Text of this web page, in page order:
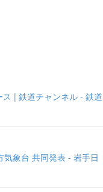
| 鉄道チャンネル - 鉄道
象台 共同発表 - 岩手日